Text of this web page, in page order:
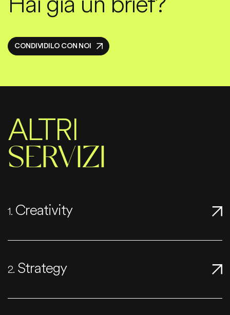
CONDIVIDILO CON NOI
ALTRI
SERVIZI
1. Creativity
2. Strategy